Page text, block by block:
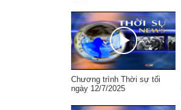
Chương trình Thời sự tối
ngày 12/7/2025